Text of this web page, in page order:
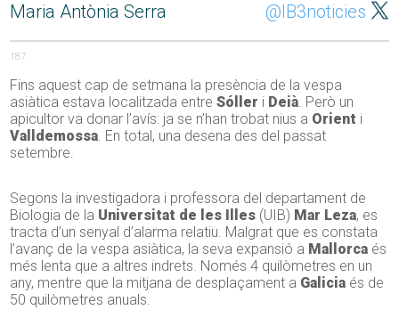
Maria Antònia Serra @IB3noticies
187
Fins aquest cap de setmana la presència de la vespa
asiàtica estava localitzada entreSóller i Deià. Però un
apicultor va donar l’avís: ja se n’han trobat nius a Orient i
Valldemossa. En total, una desena des del passat
setembre.
Segons la investigadora i professora del departament de
Biologia de la Universitat de les Illes (UIB) Mar Leza, es
tracta d’un senyal d’alarma relatiu. Malgrat que es constata
l’avanç de la vespa asiàtica, la seva expansió a Mallorca és
més lenta que a altres indrets. Només 4 quilòmetres en un
any, mentre que la mitjana de desplaçament a Galicia és de
50 quilòmetres anuals.